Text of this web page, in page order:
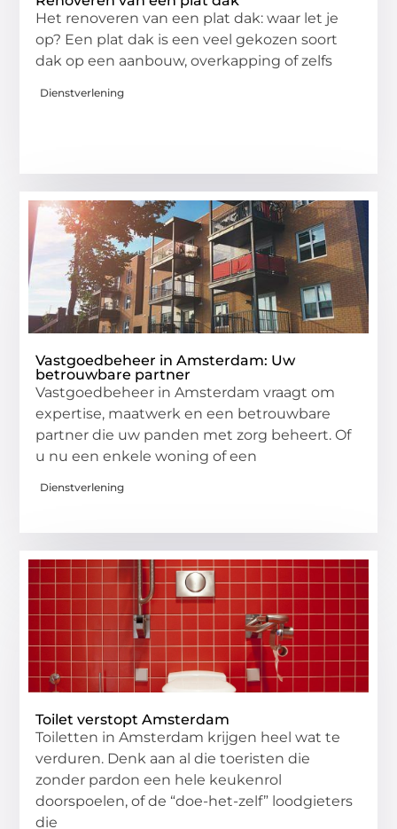
Het renoveren van een plat dak: waar let je
op? Een plat dak is een veel gekozen soort
dak op een aanbouw, overkapping of zelfs
Dienstverlening
Vastgoedbeheer in Amsterdam: Uw
betrouwbare partner
Vastgoedbeheer in Amsterdam vraagt om
expertise, maatwerk en een betrouwbare
partner die uw panden met zorg beheert. Of
u nu een enkele woning of een
Dienstverlening
Toilet verstopt Amsterdam
Toiletten in Amsterdam krijgen heel wat te
verduren. Denk aan al die toeristen die
zonder pardon een hele keukenrol
doorspoelen, of de “doe-het-zelf” loodgieters
die